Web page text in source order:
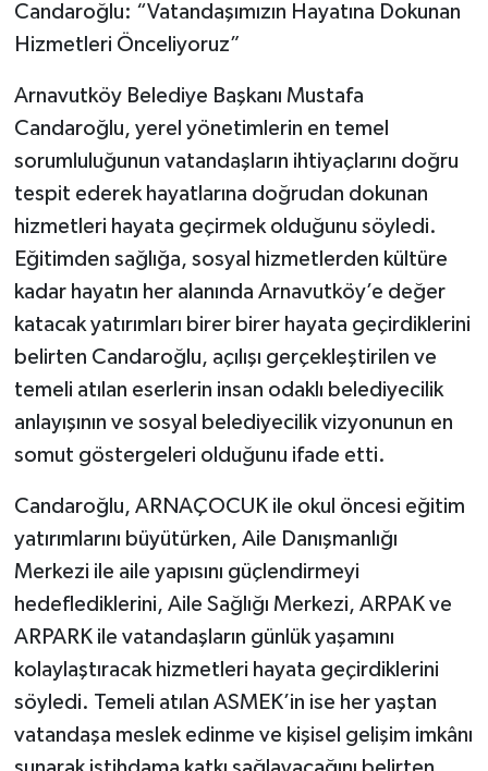
Candaroğlu: “Vatandaşımızın Hayatına Dokunan
Hizmetleri Önceliyoruz”
Arnavutköy Belediye Başkanı Mustafa
Candaroğlu, yerel yönetimlerin en temel
sorumluluğunun vatandaşların ihtiyaçlarını doğru
tespit ederek hayatlarına doğrudan dokunan
hizmetleri hayata geçirmek olduğunu söyledi.
Eğitimden sağlığa, sosyal hizmetlerden kültüre
kadar hayatın her alanında Arnavutköy’e değer
katacak yatırımları birer birer hayata geçirdiklerini
belirten Candaroğlu, açılışı gerçekleştirilen ve
temeli atılan eserlerin insan odaklı belediyecilik
anlayışının ve sosyal belediyecilik vizyonunun en
somut göstergeleri olduğunu ifade etti.
Candaroğlu, ARNAÇOCUK ile okul öncesi eğitim
yatırımlarını büyütürken, Aile Danışmanlığı
Merkezi ile aile yapısını güçlendirmeyi
hedeflediklerini, Aile Sağlığı Merkezi, ARPAK ve
ARPARK ile vatandaşların günlük yaşamını
kolaylaştıracak hizmetleri hayata geçirdiklerini
söyledi. Temeli atılan ASMEK’in ise her yaştan
vatandaşa meslek edinme ve kişisel gelişim imkânı